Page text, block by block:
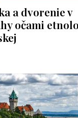
a dvorenie v
očami